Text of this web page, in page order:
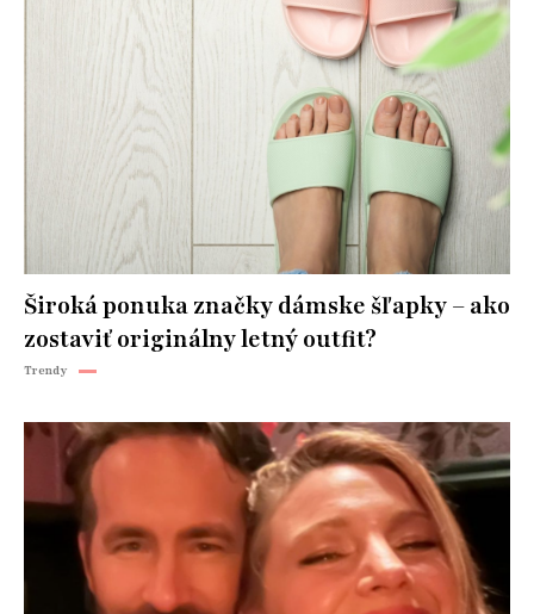
Široká ponuka značky dámske šľapky – ako
zostaviť originálny letný outfit?
Trendy